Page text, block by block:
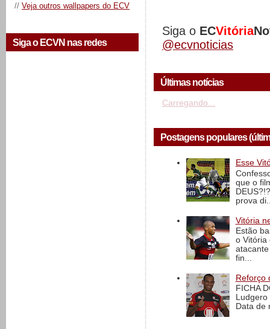
// Veja outros wallpapers do ECV
Siga o ECVN nas redes
Siga o ECVitória
@ecvnoticias
Últimas notícias
Carregando...
Postagens populares
Esse
que o
prova
Vitória
Estão
o Vitória
fin...
Reforço
FICHA
Data de